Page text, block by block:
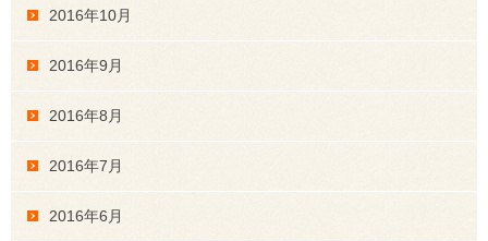
2016年10月
2016年9月
2016年8月
2016年7月
2016年6月